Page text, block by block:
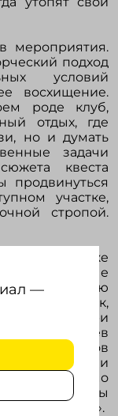
—
мероприятия.
подход
условий
восхищение.
роде клуб,
отдых, где
но и думать
задачи
квеста
продвинуться
участке,
стропой.
всеми и даже
«заядлые
в сводную
оценки. Итак,
три
и Алексеев
Крымов
и
Помимо
были вручены